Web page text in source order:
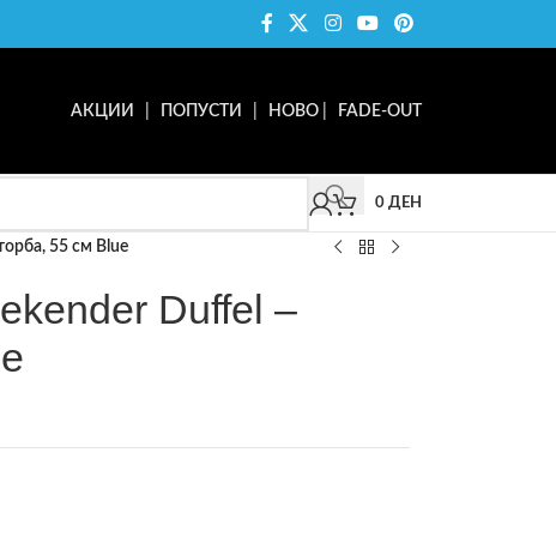
АКЦИИ ПОПУСТИ НОВО FADE-OUT
0 ДЕН
55 см Blue
Duffel –